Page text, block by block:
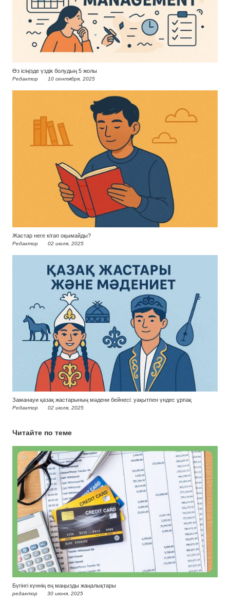
Өз ісіңізде үздік болудың 5 жолы
Редактор 10 сентября, 2025
Жастар неге кітап оқымайды?
Редактор 02 июля, 2025
Заманауи қазақ жастарының мәдени бейнесі: уақытпен үндес ұрпақ
Редактор 02 июля, 2025
Читайте по теме
Бүгінгі күннің ең маңызды жаңалықтары
редактор 30 июня, 2025